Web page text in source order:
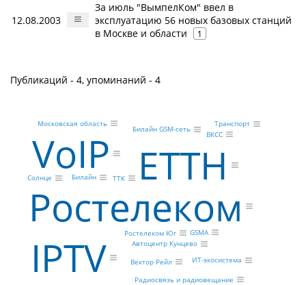
12.08.2003
За июль "ВымпелКом" ввел в
эксплуатацию 56 новых базовых станций
в Москве и области
1
Публикаций - 4, упоминаний - 4
Ростелеком
ETTH
VoIP
IPTV Ростелеком Юг
ТТК
Билайн
Автоцентр Кунцево
Вектор Рейл
GSMA
ВКСС
Радиосвязь и радиовещание
ИТ-экосистема
Билайн GSM-сеть
Солнце
Московская область Транспорт